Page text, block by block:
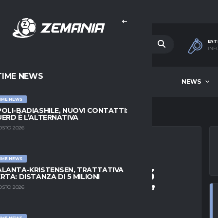
NEWS
NEWS
NEWS
BADIASHILE, NUOVI CONTATTI:
È L’ALTERNATIVA
2026
NEWS
KRISTENSEN, TRATTATIVA
DISTANZA DI 5 MILIONI
2026
ENTRO 2-3
FUORICLASSE”